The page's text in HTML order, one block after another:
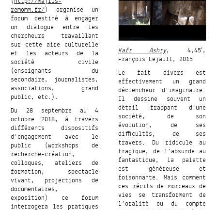
remomm.fr/) organise un
forum destiné à engager
un dialogue entre les
chercheurs travaillant
sur cette aire culturelle
et les acteurs de la
société civile
(enseignants du
secondaire, journalistes,
associations, grand
public, etc.).
Du 28 septembre au 4
octobre 2018, à travers
différents dispositifs
d’engagement avec le
public (workshops de
recherche-création,
colloques, ateliers de
formation, spectacle
vivant, projections de
documentaires,
exposition) ce forum
interrogera les pratiques
Kafr Ashry, 4,45′,
François Lejault, 2015
Le fait divers est
effectivement un grand
déclencheur d’imaginaire.
Il dessine souvent un
détail frappant d’une
société, de son
évolution, de ses
difficultés, de ses
travers. Du ridicule au
tragique, de l’absurde au
fantastique, la palette
est généreuse et
foisonnante. Mais comment
ces récits de morceaux de
vies se transforment de
l’oralité ou du compte